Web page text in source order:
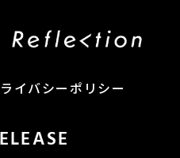
イバシーポリシー